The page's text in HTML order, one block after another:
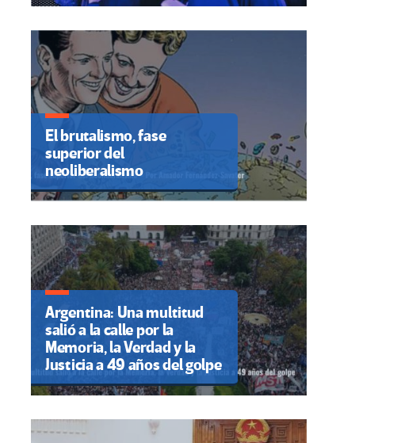
El brutalismo, fase
superior del
neoliberalismo
Argentina: Una multitud
salió a la calle por la
Memoria, la Verdad y la
Justicia a 49 años del golpe